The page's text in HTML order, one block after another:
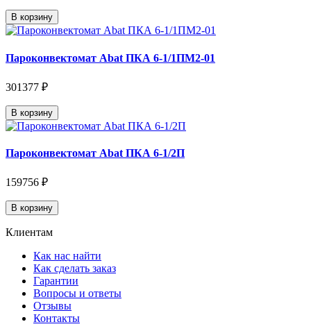
В корзину
Пароконвектомат Abat ПКА 6-1/1ПМ2-01
301377 ₽
В корзину
Пароконвектомат Abat ПКА 6-1/2П
159756 ₽
В корзину
Клиентам
Как нас найти
Как сделать заказ
Гарантии
Вопросы и ответы
Отзывы
Контакты